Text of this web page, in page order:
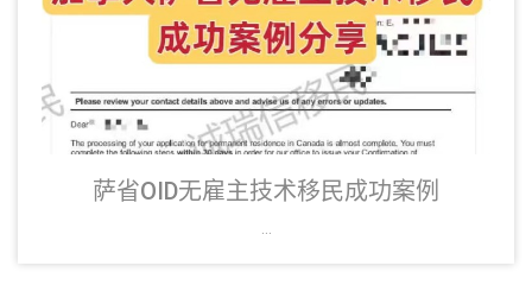
萨省OID无雇主技术移民成功案例
...